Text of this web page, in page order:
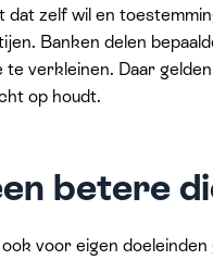
dat zelf wil en
Banken delen
verkleinen. Daar
op houdt.
betere
voor eigen